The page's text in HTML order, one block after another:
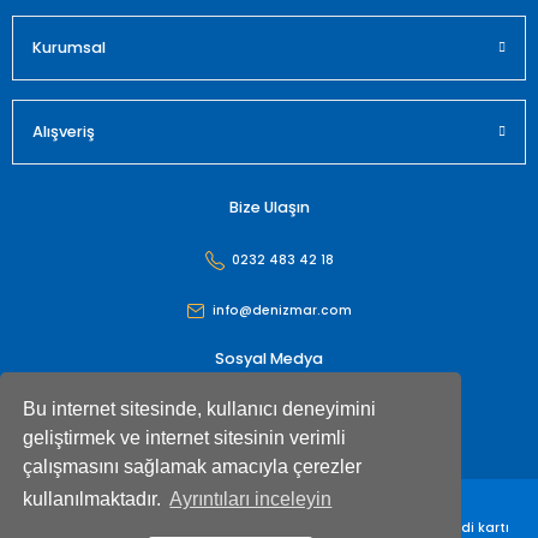
Bu internet sitesinde, kullanıcı deneyimini
geliştirmek ve internet sitesinin verimli
çalışmasını sağlamak amacıyla çerezler
kullanılmaktadır. Ayrıntıları inceleyin
Kurumsal
Alışveriş
Bize Ulaşın
0232 483 42 18
info@denizmar.com
Sosyal Medya
Denizmar İç Dış Ticaret Anonim Şirketi© Tüm hakları saklıdır. Kredi kartı